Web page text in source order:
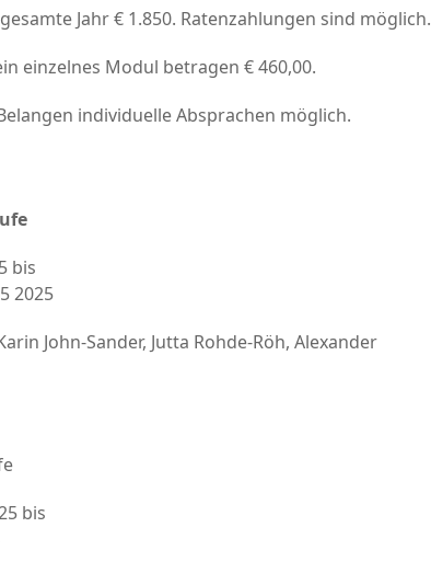
Jahr € 1.850. Ratenzahlungen sind möglich.
einzelnes Modul betragen € 460,00.
individuelle Absprachen möglich.
bis
2025
John-Sander, Jutta Rohde-Röh, Alexander
bis